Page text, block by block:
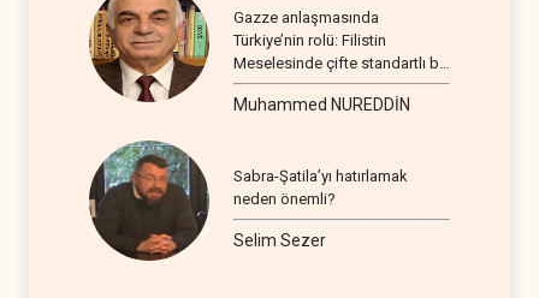
Gazze anlaşmasında
Türkiye’nin rolü: Filistin
Meselesinde çifte standartlı bir
seyir
Muhammed NUREDDİN
Sabra-Şatila’yı hatırlamak
neden önemli?
Selim Sezer